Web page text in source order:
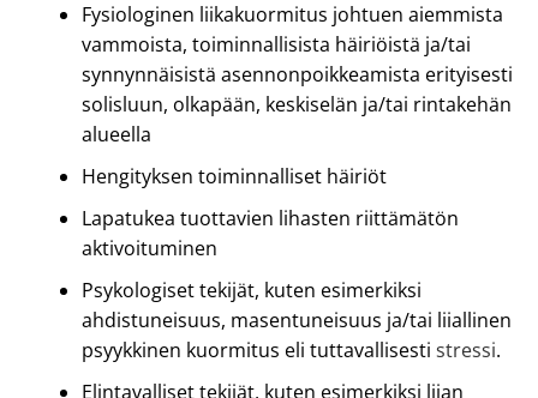
Fysiologinen liikakuormitus johtuen aiemmista
vammoista, toiminnallisista häiriöistä ja/tai
synnynnäisistä asennonpoikkeamista erityisesti
solisluun, olkapään, keskiselän ja/tai rintakehän
alueella
Hengityksen toiminnalliset häiriöt
Lapatukea tuottavien lihasten riittämätön
aktivoituminen
Psykologiset tekijät, kuten esimerkiksi
ahdistuneisuus, masentuneisuus ja/tai liiallinen
psyykkinen kuormitus eli tuttavallisesti stressi.
Elintavalliset tekijät, kuten esimerkiksi liian